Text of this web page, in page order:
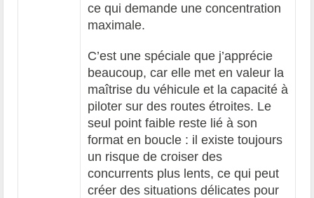
ce qui demande une concentration
maximale.
C’est une spéciale que j’apprécie
beaucoup, car elle met en valeur la
maîtrise du véhicule et la capacité à
piloter sur des routes étroites. Le
seul point faible reste lié à son
format en boucle : il existe toujours
un risque de croiser des
concurrents plus lents, ce qui peut
créer des situations délicates pour